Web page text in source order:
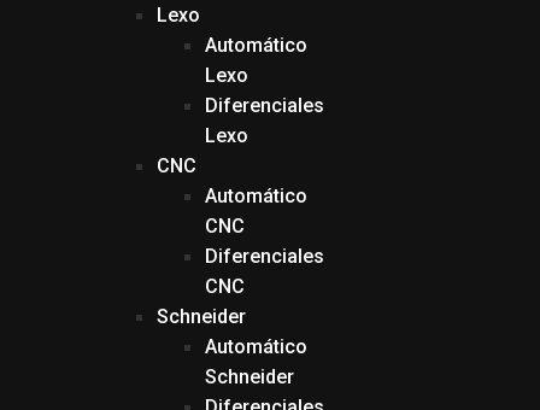
Lexo
Automático
Lexo
Diferenciales
Lexo
CNC
Automático
CNC
Diferenciales
CNC
Schneider
Automático
Schneider